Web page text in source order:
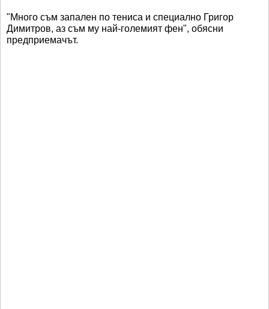
"Много съм запален по тениса и специално Григор
Димитров, аз съм му най-големият фен", обясни
предприемачът.